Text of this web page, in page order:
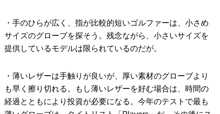
・手のひらが広く、指が比較的短いゴルファーは、小さめ
サイズのグローブを探そう。残念ながら、小さいサイズを
提供しているモデルは限られているのだが。
・薄いレザーは手触りが良いが、厚い素材のグローブより
も早く擦り切れる。もし薄いレザーを好む場合は、時間の
経過とともにより投資が必要になる。今年のテストで最も